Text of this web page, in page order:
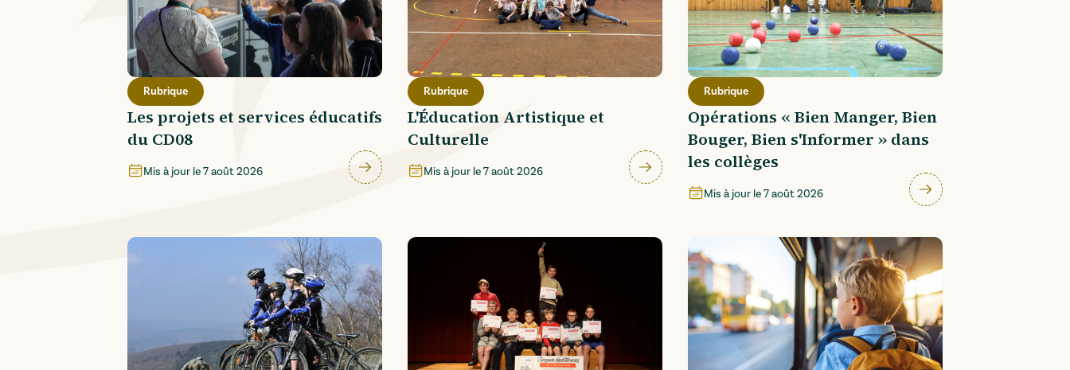
Rubrique
Les projets et services éducatifs
du CD08
Mis à jour le7 août 2026
Rubrique
L'Éducation Artistique et
Culturelle
Mis à jour le7 août 2026
Rubrique
Opérations « Bien Manger, Bien
Bouger, Bien s'Informer » dans
les collèges
Mis à jour le7 août 2026